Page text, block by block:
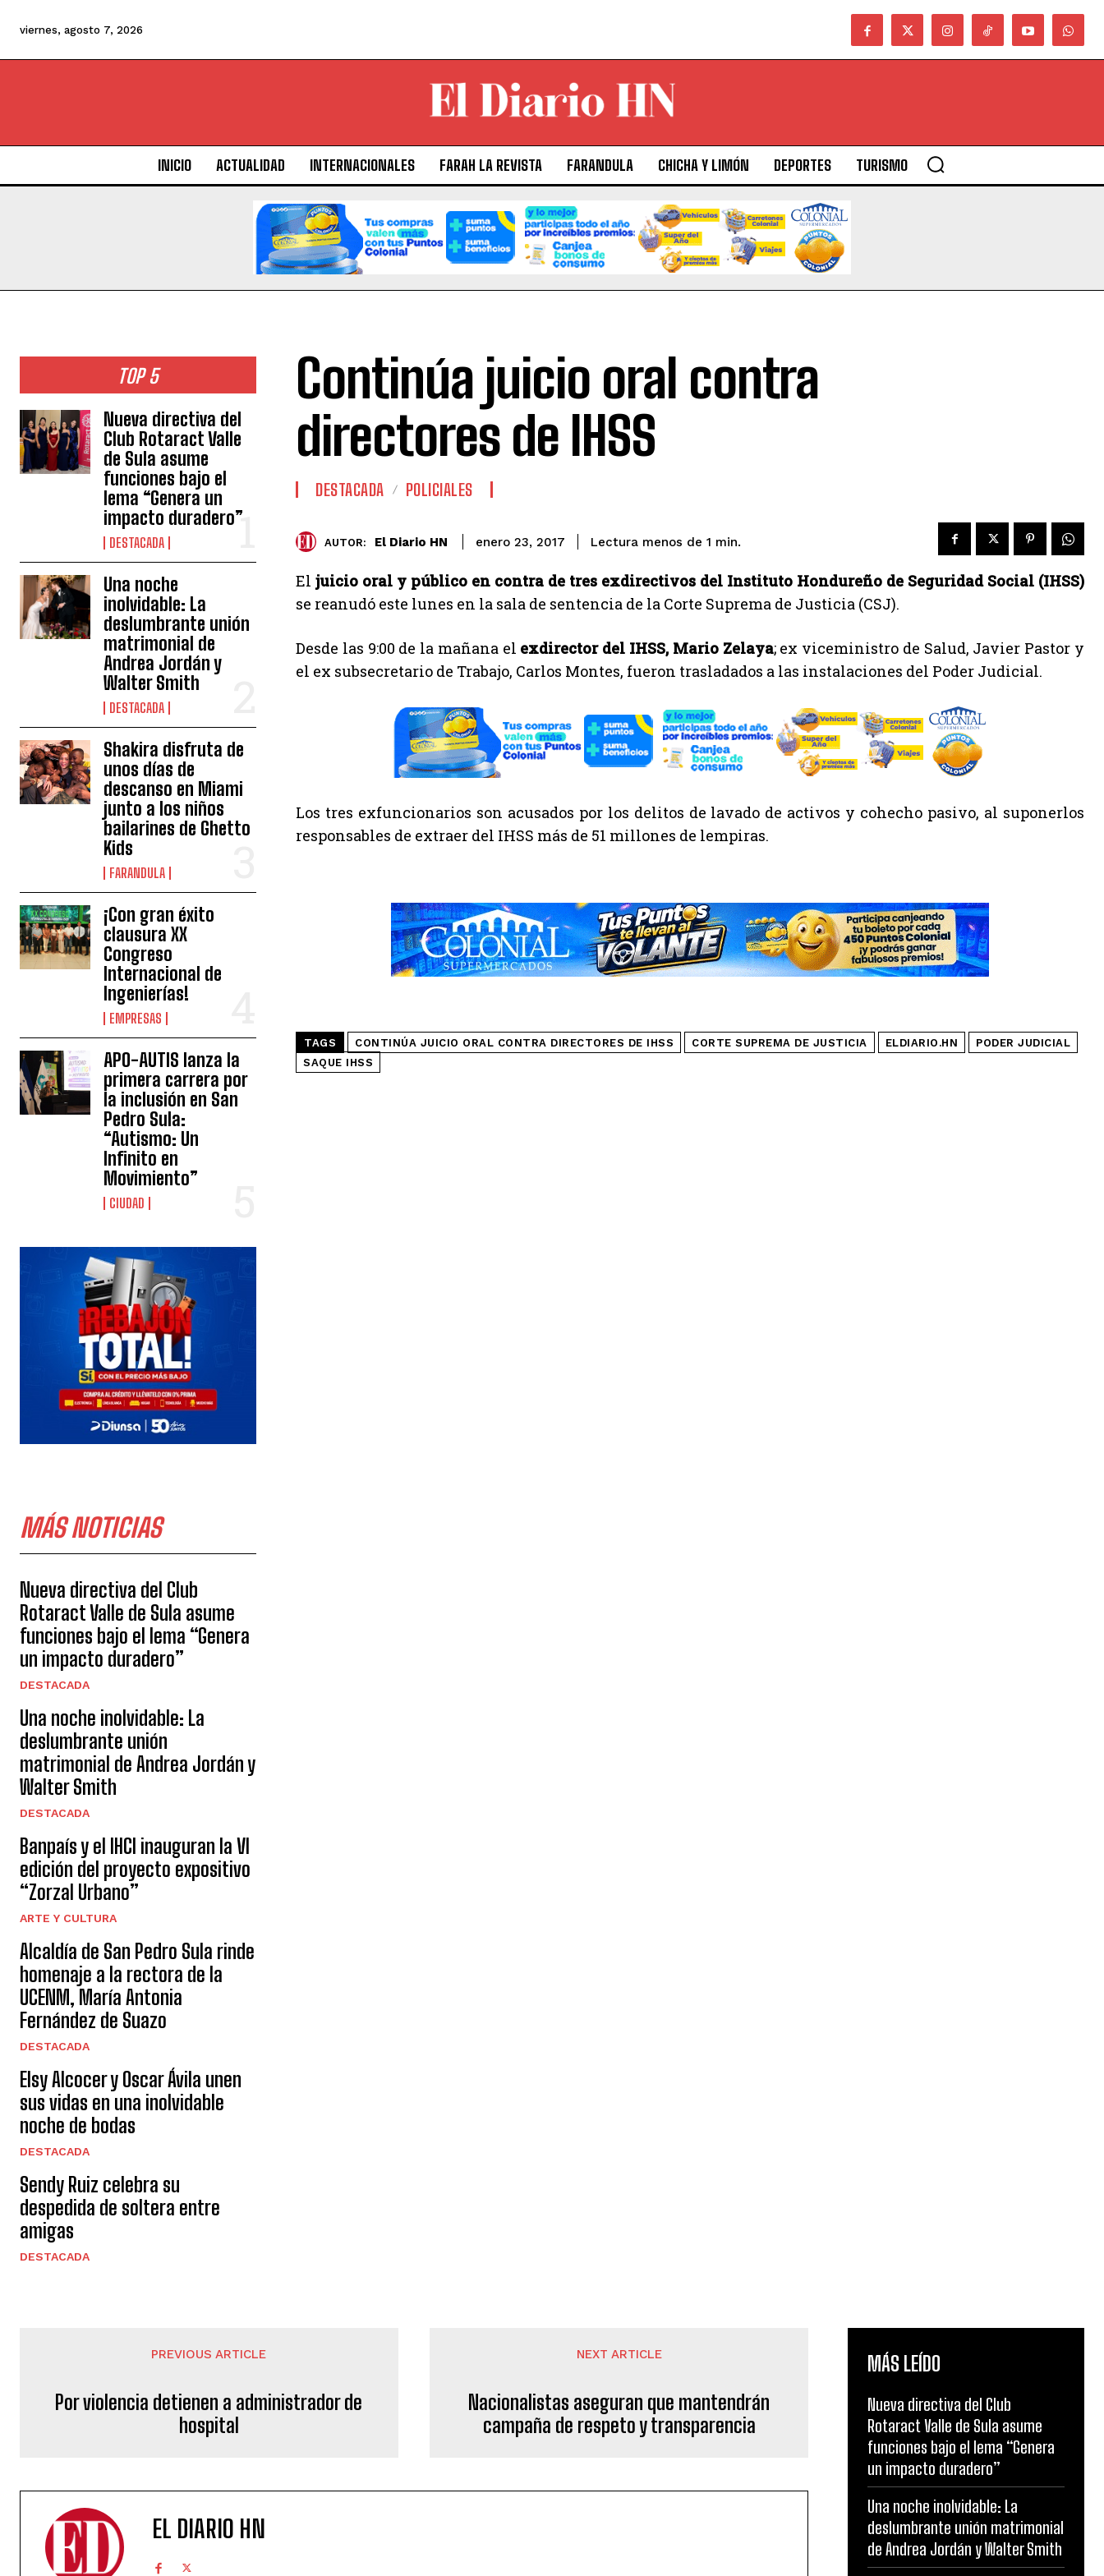
viernes, agosto 7, 2026
INICIO ACTUALIDAD INTERNACIONALES FARAH LA REVISTA FARANDULA CHICHA Y LIMÓN DEPORTES TURISMO
TOP 5
Nueva directiva del
Club Rotaract Valle
de Sula asume
funciones bajo el
lema “Genera un
impacto duradero”
DESTACADA
Una noche
inolvidable: La
deslumbrante unión
matrimonial de
Andrea Jordán y
Walter Smith
DESTACADA
Shakira disfruta de
unos días de
descanso en Miami
junto a los niños
bailarines de Ghetto
Kids
FARANDULA
¡Con gran éxito
clausura XX
Congreso
Internacional de
Ingenierías!
EMPRESAS
APO-AUTIS lanza la
primera carrera por
la inclusión en San
Pedro Sula:
“Autismo: Un
Infinito en
Movimiento”
CIUDAD
MÁS NOTICIAS
Nueva directiva del Club
Rotaract Valle de Sula asume
funciones bajo el lema “Genera
un impacto duradero”
DESTACADA
Una noche inolvidable: La
deslumbrante unión
matrimonial de Andrea Jordán y
Walter Smith
DESTACADA
Banpaís y el IHCI inauguran la VI
edición del proyecto expositivo
“Zorzal Urbano”
ARTE Y CULTURA
Alcaldía de San Pedro Sula rinde
homenaje a la rectora de la
UCENM, María Antonia
Fernández de Suazo
DESTACADA
Elsy Alcocer y Oscar Ávila unen
sus vidas en una inolvidable
noche de bodas
DESTACADA
Sendy Ruiz celebra su
despedida de soltera entre
amigas
DESTACADA
Continúa juicio oral contra
directores de IHSS
DESTACADA POLICIALES
AUTOR: El Diario HN enero 23, 2017 Lectura menos de 1 min.
El juicio oral y público en contra de tres exdirectivos del Instituto Hondureño de Seguridad Social (IHSS)
se reanudó este lunes en la sala de sentencia de la Corte Suprema de Justicia (CSJ).
Desde las 9:00 de la mañana el exdirector del IHSS, Mario Zelaya; ex viceministro de Salud, Javier Pastor y
el ex subsecretario de Trabajo, Carlos Montes, fueron trasladados a las instalaciones del Poder Judicial.
Los tres exfuncionarios son acusados por los delitos de lavado de activos y cohecho pasivo, al suponerlos
responsables de extraer del IHSS más de 51 millones de lempiras.
TAGS CONTINÚA JUICIO ORAL CONTRA DIRECTORES DE IHSS CORTE SUPREMA DE JUSTICIA ELDIARIO.HN
PODER JUDICIAL
SAQUE IHSS
PREVIOUS ARTICLE
Por violencia detienen a administrador de
hospital
NEXT ARTICLE
Nacionalistas aseguran que mantendrán
campaña de respeto y transparencia
EL DIARIO HN
MÁS LEÍDO
Nueva directiva del Club
Rotaract Valle de Sula asume
funciones bajo el lema “Genera
un impacto duradero”
Una noche inolvidable: La
deslumbrante unión matrimonial
de Andrea Jordán y Walter Smith